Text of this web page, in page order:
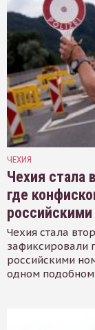
ЧЕХИЯ
Чехия стала
где
Чехия стала
зафиксировали
российскими
одном подобном